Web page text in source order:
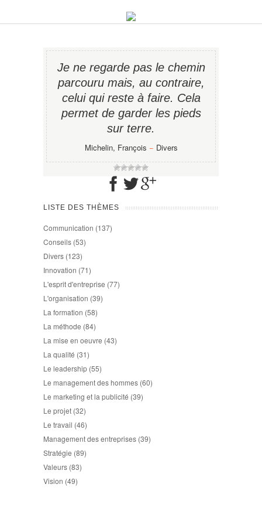
Je ne regarde pas le chemin
parcouru mais, au contraire,
celui qui reste à faire. Cela
permet de garder les pieds
sur terre.
Michelin, François − Divers
LISTE DES THÈMES
Communication (137)
Conseils (53)
Divers (123)
Innovation (71)
L'esprit d'entreprise (77)
L'organisation (39)
La formation (58)
La méthode (84)
La mise en oeuvre (43)
La qualité (31)
Le leadership (55)
Le management des hommes (60)
Le marketing et la publicité (39)
Le projet (32)
Le travail (46)
Management des entreprises (39)
Stratégie (89)
Valeurs (83)
Vision (49)